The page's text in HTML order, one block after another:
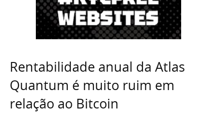
Rentabilidade anual da Atlas
Quantum é muito ruim em
relação ao Bitcoin